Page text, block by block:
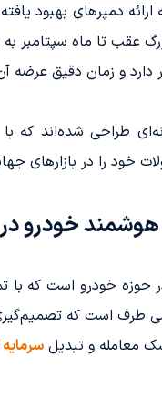
دمپرهای بهبود
عقب تا ماه
دارد و زمان دقیق
طراحی شده‌اند که
خود را در بازارهای
خودرو در
حوزه خودرو است که
طرف است که تصمیم‌گیری
معامله و تبدیل